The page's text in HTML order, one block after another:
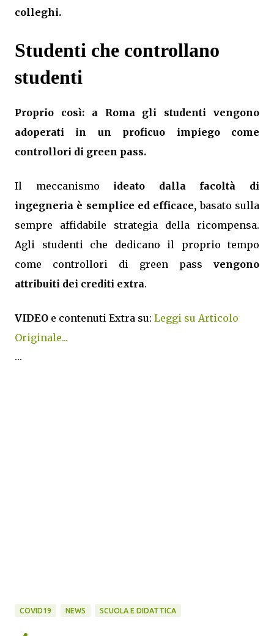
colleghi.
Studenti che controllano
studenti
Proprio così: a Roma gli studenti vengono
adoperati in un proficuo impiego come
controllori di green pass.
Il meccanismo ideato dalla facoltà di
ingegneria è semplice ed efficace,basato sulla
sempre affidabile strategia della ricompensa.
Agli studenti che dedicano il proprio tempo
come controllori di green pass vengono
attribuiti dei crediti extra.
VIDEO e contenuti Extra su: Leggi su Articolo
Originale...
...
COVID19 NEWS SCUOLA E DIDATTICA